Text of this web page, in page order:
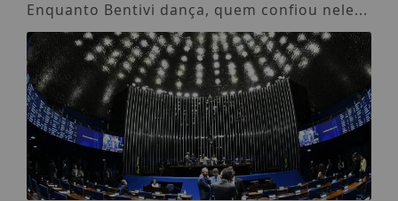
Enquanto Bentivi dança, quem confiou nele...